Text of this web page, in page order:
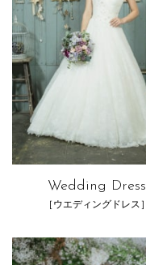
Wedding Dress
［ウエディングドレス］